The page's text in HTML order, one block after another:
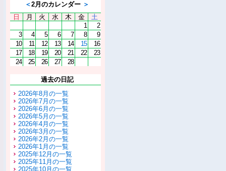
＜2月のカレンダー ＞
日
月 火 水 木 金
土
1
2
3
4 5 6 7 8
9
10
11 12 13 14 15
16
17
18 19 20 21 22
23
24
25 26 27 28
過去の日記
2026年8月の一覧
2026年7月の一覧
2026年6月の一覧
2026年5月の一覧
2026年4月の一覧
2026年3月の一覧
2026年2月の一覧
2026年1月の一覧
2025年12月の一覧
2025年11月の一覧
2025年10月の一覧